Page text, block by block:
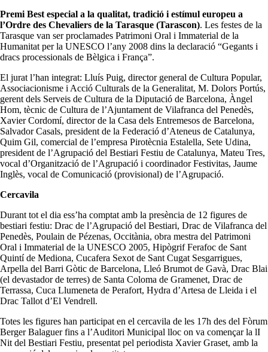
Premi Best especial a la qualitat, tradició i estímul europeu a
l’Ordre des Chevaliers de la Tarasque (Tarascon). Les festes de la
Tarasque van ser proclamades Patrimoni Oral i Immaterial de la
Humanitat per la UNESCO l’any 2008 dins la declaració “Gegants i
dracs processionals de Bèlgica i França”.
El jurat l’han integrat: Lluís Puig, director general de Cultura Popular,
Associacionisme i Acció Culturals de la Generalitat, M. Dolors Portús,
gerent dels Serveis de Cultura de la Diputació de Barcelona, Àngel
Hom, tècnic de Cultura de l’Ajuntament de Vilafranca del Penedès,
Xavier Cordomí, director de la Casa dels Entremesos de Barcelona,
Salvador Casals, president de la Federació d’Ateneus de Catalunya,
Quim Gil, comercial de l’empresa Pirotècnia Estalella, Sete Udina,
president de l’Agrupació del Bestiari Festiu de Catalunya, Mateu Tres,
vocal d’Organització de l’Agrupació i coordinador Festivitas, Jaume
Inglès, vocal de Comunicació (provisional) de l’Agrupació.
Cercavila
Durant tot el dia ess’ha comptat amb la presència de 12 figures de
bestiari festiu: Drac de l’Agrupació del Bestiari, Drac de Vilafranca del
Penedès, Poulain de Pézenas, Occitània, obra mestra del Patrimoni
Oral i Immaterial de la UNESCO 2005, Hipògrif Ferafoc de Sant
Quintí de Mediona, Cucafera Sexot de Sant Cugat Sesgarrigues,
Arpella del Barri Gòtic de Barcelona, Lleó Brumot de Gavà, Drac Blai
(el devastador de terres) de Santa Coloma de Gramenet, Drac de
Terrassa, Cuca Llumeneta de Perafort, Hydra d’Artesa de Lleida i el
Drac Tallot d’El Vendrell.
Totes les figures han participat en el cercavila de les 17h des del Fòrum
Berger Balaguer fins a l’Auditori Municipal lloc on va començar la lI
Nit del Bestiari Festiu, presentat pel periodista Xavier Graset, amb la